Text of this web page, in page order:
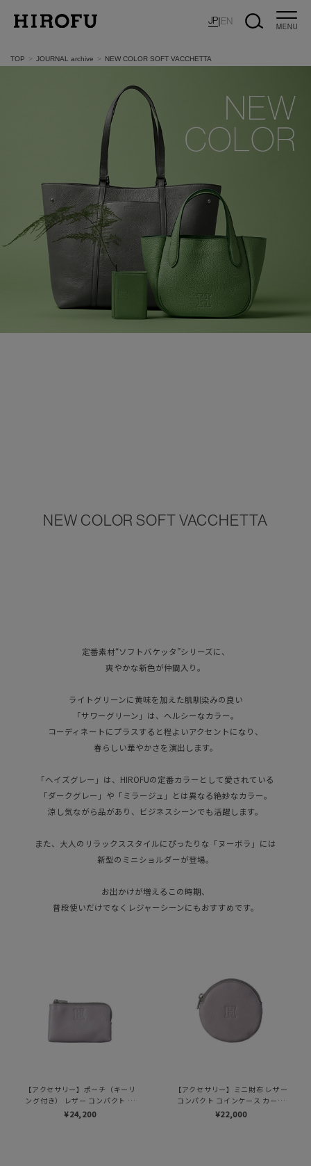
JP|EN
MENU
TOP JOURNAL archive NEW COLOR SOFT VACCHETTA
NEW COLOR SOFT VACCHETTA
定番素材“ソフトバケッタ”シリーズに、
爽やかな新色が仲間入り。
ライトグリーンに黄味を加えた肌馴染みの良い
「サワーグリーン」は、ヘルシーなカラー。
コーディネートにプラスすると程よいアクセントになり、
春らしい華やかさを演出します。
「ヘイズグレー」は、HIROFUの定番カラーとして愛されている
「ダークグレー」や「ミラージュ」とは異なる絶妙なカラー。
涼し気ながら品があり、ビジネスシーンでも活躍します。
また、大人のリラックススタイルにぴったりな「ヌーボラ」には
新型のミニショルダーが登場。
お出かけが増えるこの時期、
普段使いだけでなくレジャーシーンにもおすすめです。
【アクセサリー】ポーチ（キーリ
ング付き） レザー コンパクト カ
ードケース キーケース 本革（商
¥24,200
【アクセサリー】ミニ財布 レザー
コンパクト コインケース カード
ケース 本革（商品番号：P25-
¥22,000